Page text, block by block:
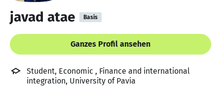
javad atae Basis
Ganzes Profil ansehen
Student, Economic , Finance and international
integration, University of Pavia